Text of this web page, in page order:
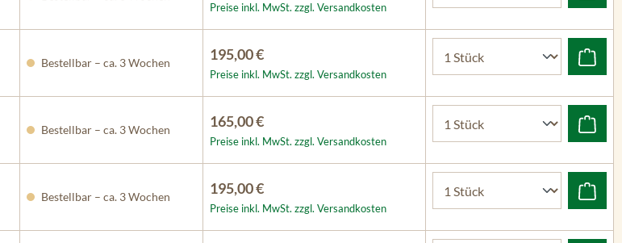
Preise inkl. MwSt. zzgl. Versandkosten
Bestellbar – ca. 3 Wochen 195,00 €
Preise inkl. MwSt. zzgl. Versandkosten
Bestellbar – ca. 3 Wochen 165,00 €
Preise inkl. MwSt. zzgl. Versandkosten
Bestellbar – ca. 3 Wochen 195,00 €
Preise inkl. MwSt. zzgl. Versandkosten